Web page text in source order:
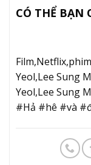
CÓ THỂ BẠN
Yeol,Lee Sung
Yeol,Lee Sung
#Hả #hê #và